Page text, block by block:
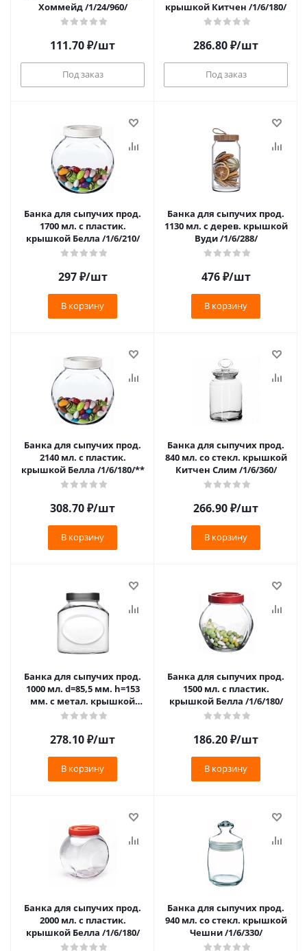
Хоммейд /1/24/960/
111.70₽/шт
Под заказ
крышкой Китчен /1/6/180/
286.80₽/шт
Под заказ
Банка для сыпучих прод.
1700 мл. с пластик.
крышкой Белла /1/6/210/
297₽/шт
В корзину
Банка для сыпучих прод.
1130 мл. с дерев. крышкой
Вуди /1/6/288/
476₽/шт
В корзину
Банка для сыпучих прод.
2140 мл. с пластик.
крышкой Белла /1/6/180/**
308.70₽/шт
В корзину
Банка для сыпучих прод.
840 мл. со стекл. крышкой
Китчен Слим /1/6/360/
266.90₽/шт
В корзину
Банка для сыпучих прод.
1000 мл. d=85,5 мм. h=153
мм. с метал. крышкой
/1/6/
278.10₽/шт
В корзину
Банка для сыпучих прод.
1500 мл. с пластик.
крышкой Белла /1/6/180/
186.20₽/шт
В корзину
Банка для сыпучих прод.
2000 мл. с пластик.
крышкой Белла /1/6/180/
Банка для сыпучих прод.
940 мл. со стекл. крышкой
Чешни /1/6/330/